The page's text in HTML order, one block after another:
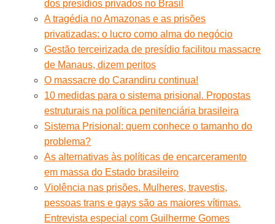
dos presídios privados no Brasil
A tragédia no Amazonas e as prisões
privatizadas: o lucro como alma do negócio
Gestão terceirizada de presídio facilitou massacre
de Manaus, dizem peritos
O massacre do Carandiru continua!
10 medidas para o sistema prisional. Propostas
estruturais na política penitenciária brasileira
Sistema Prisional: quem conhece o tamanho do
problema?
As alternativas às políticas de encarceramento
em massa do Estado brasileiro
Violência nas prisões. Mulheres, travestis,
pessoas trans e gays são as maiores vítimas.
Entrevista especial com Guilherme Gomes